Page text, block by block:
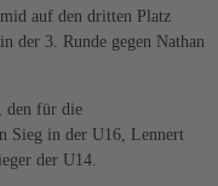
auf den dritten Platz
der 3. Runde gegen Nathan
den für die
Sieg in der U16, Lennert
der U14.